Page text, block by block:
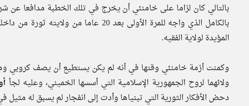
بالتالي كان لزاما على خامنئي أن يخرج في تلك الخطبة مدافعا عن
بالكامل الذي واجه للمرة الأولى بعد 20
المؤيدة لولاية الفقيه.
وكمنت أزمة خامنئي وقتها في أنه لم يكن يستطيع أن يصف كروبي
ولائهما لروح الجمهورية الإسلامية التي أسسها الخميني، وعليه لجأ
دحض الأفكار الثورية التي تبنياها وأدت إلى انفجار لم يسبق له مثيل